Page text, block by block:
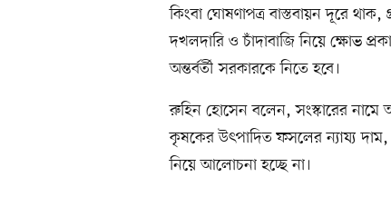
কিংবা ঘোষণাপত্র বাস্তবায়ন দূরে থাক,
দখলদারি ও চাঁদাবাজি নিয়ে ক্ষোভ
অন্তর্বর্তী সরকারকে নিতে হবে।
রুহিন হোসেন বলেন, সংস্কারের
কৃষকের উৎপাদিত ফসলের ন্যায্য
নিয়ে আলোচনা হচ্ছে না।